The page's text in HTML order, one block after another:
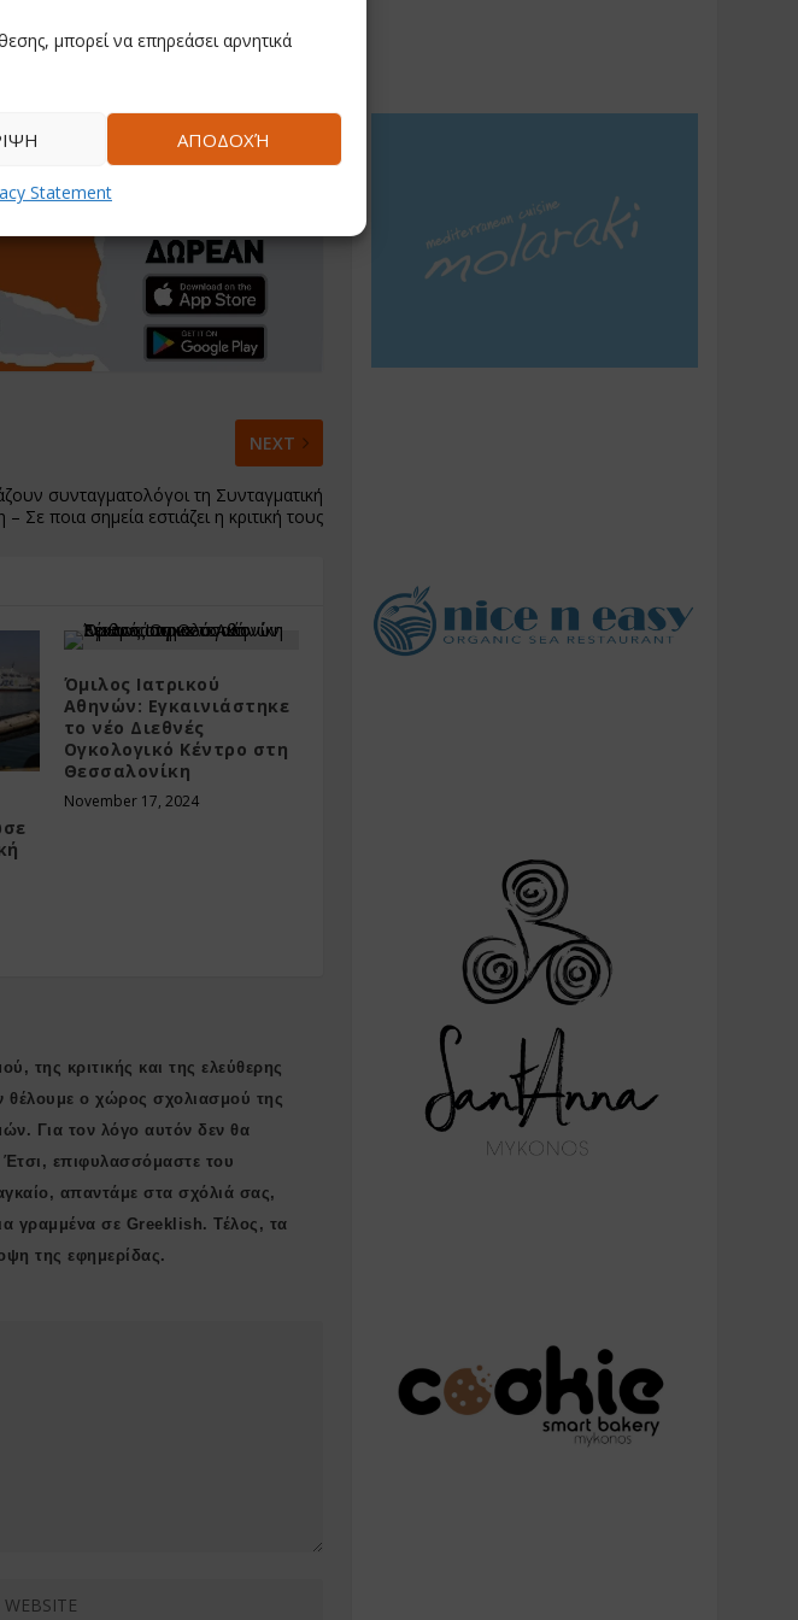
μπορεί να επηρεάσει αρνητικά
ΑΠΟΔΟΧΉ
Statement
NEXT
συνταγματολόγοι τη Συνταγματική
Σε ποια σημεία εστιάζει η κριτική τους
Όμιλος Ιατρικού
Αθηνών: Εγκαινιάστηκε
το νέο Διεθνές
Ογκολογικό Κέντρο στη
Θεσσαλονίκη
November 17, 2024
της κριτικής και της ελεύθερης
θέλουμε ο χώρος σχολιασμού της
Για τον λόγο αυτόν δεν θα
Έτσι, επιφυλασσόμαστε του
απαντάμε στα σχόλιά σας,
γραμμένα σε Greeklish. Τέλος, τα
της εφημερίδας.